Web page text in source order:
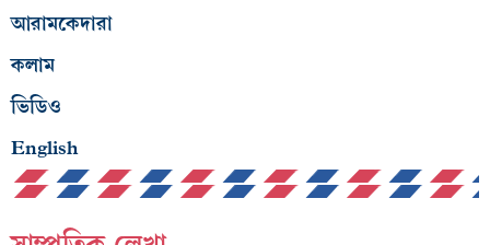
আরামকেদারা
কলাম
ভিডিও
English